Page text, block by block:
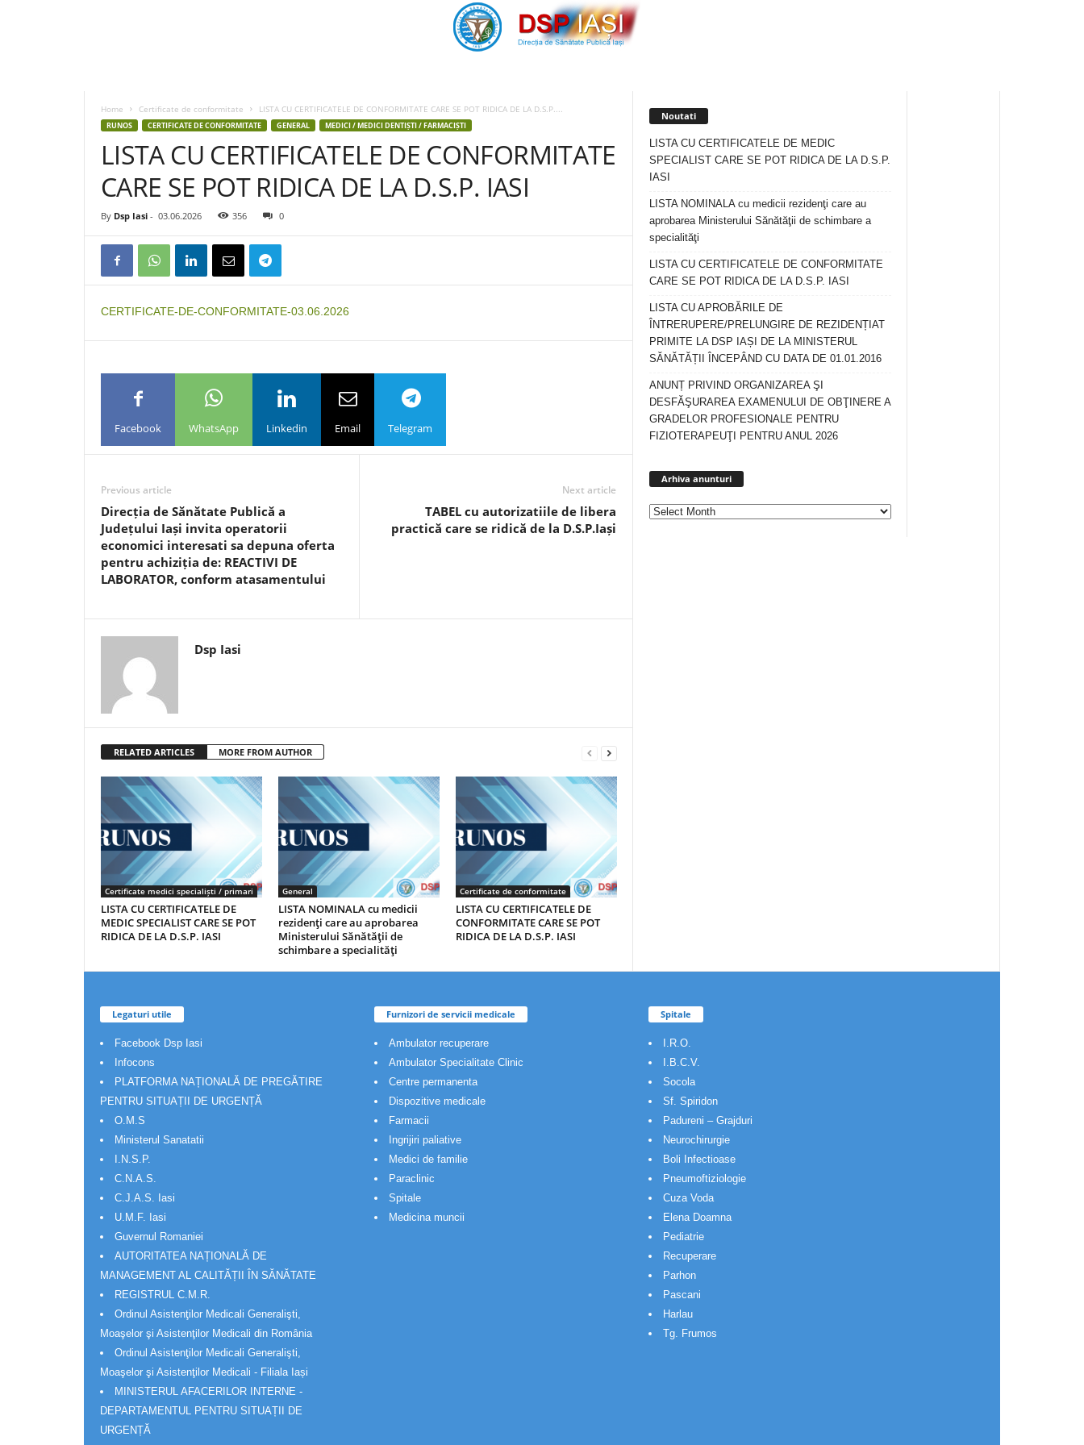
P
Home Certificate de conformitate LISTA CU CERTIFICATELE DE CONFORMITATE CARE SE POT RIDICA DE LA D.S.P....
RUNOS CERTIFICATE DE CONFORMITATE GENERAL MEDICI / MEDICI DENTIȘTI / FARMACIȘTI
LISTA CU CERTIFICATELE DE CONFORMITATE
CARE SE POT RIDICA DE LA D.S.P. IASI
By Dsp Iasi - 03.06.2026 356 0
CERTIFICATE-DE-CONFORMITATE-03.06.2026
Facebook WhatsApp Linkedin Email Telegram
Previous article
Direcția de Sănătate Publică a
Județului Iași invita operatorii
economici interesati sa depuna oferta
pentru achiziția de: REACTIVI DE
LABORATOR, conform atasamentului
Next article
TABEL cu autorizatiile de libera
practică care se ridică de la D.S.P.Iași
Dsp Iasi
RELATED ARTICLES MORE FROM AUTHOR
Certificate medici specialiști / primari
LISTA CU CERTIFICATELE DE
MEDIC SPECIALIST CARE SE POT
RIDICA DE LA D.S.P. IASI
General
LISTA NOMINALA cu medicii
rezidenţi care au aprobarea
Ministerului Sănătăţii de
schimbare a specialităţi
Certificate de conformitate
LISTA CU CERTIFICATELE DE
CONFORMITATE CARE SE POT
RIDICA DE LA D.S.P. IASI
Noutati
LISTA CU CERTIFICATELE DE MEDIC
SPECIALIST CARE SE POT RIDICA DE LA D.S.P.
IASI
LISTA NOMINALA cu medicii rezidenţi care au
aprobarea Ministerului Sănătăţii de schimbare a
specialităţi
LISTA CU CERTIFICATELE DE CONFORMITATE
CARE SE POT RIDICA DE LA D.S.P. IASI
LISTA CU APROBĂRILE DE
ÎNTRERUPERE/PRELUNGIRE DE REZIDENȚIAT
PRIMITE LA DSP IAȘI DE LA MINISTERUL
SĂNĂTĂȚII ÎNCEPÂND CU DATA DE 01.01.2016
ANUNȚ PRIVIND ORGANIZAREA ŞI
DESFĂŞURAREA EXAMENULUI DE OBŢINERE A
GRADELOR PROFESIONALE PENTRU
FIZIOTERAPEUŢI PENTRU ANUL 2026
Arhiva anunturi
Legaturi utile
Facebook Dsp Iasi
Infocons
PLATFORMA NAȚIONALĂ DE PREGĂTIRE
PENTRU SITUAȚII DE URGENȚĂ
O.M.S
Ministerul Sanatatii
I.N.S.P.
C.N.A.S.
C.J.A.S. Iasi
U.M.F. Iasi
Guvernul Romaniei
AUTORITATEA NAȚIONALĂ DE
MANAGEMENT AL CALITĂȚII ÎN SĂNĂTATE
REGISTRUL C.M.R.
Ordinul Asistenţilor Medicali Generalişti,
Moaşelor şi Asistenţilor Medicali din România
Ordinul Asistenţilor Medicali Generalişti,
Moaşelor şi Asistenţilor Medicali - Filiala Iași
MINISTERUL AFACERILOR INTERNE -
DEPARTAMENTUL PENTRU SITUAȚII DE
URGENȚĂ
Furnizori de servicii medicale
Ambulator recuperare
Ambulator Specialitate Clinic
Centre permanenta
Dispozitive medicale
Farmacii
Ingrijiri paliative
Medici de familie
Paraclinic
Spitale
Medicina muncii
Spitale
I.R.O.
I.B.C.V.
Socola
Sf. Spiridon
Padureni – Grajduri
Neurochirurgie
Boli Infectioase
Pneumoftiziologie
Cuza Voda
Elena Doamna
Pediatrie
Recuperare
Parhon
Pascani
Harlau
Tg. Frumos